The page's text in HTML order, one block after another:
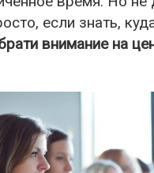
если знать,
внимание на